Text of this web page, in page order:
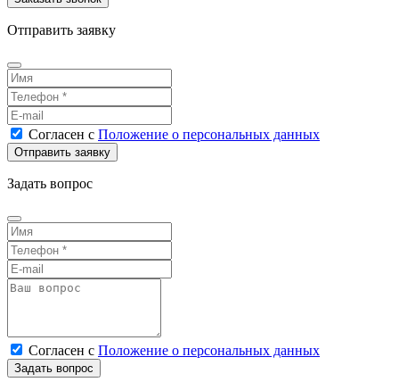
Отправить заявку
Согласен с Положение о персональных данных
Задать вопрос
Согласен с Положение о персональных данных